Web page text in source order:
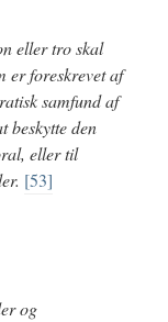
eller tro skal
er foreskrevet af
samfund af
beskytte den
eller til
[53]
og